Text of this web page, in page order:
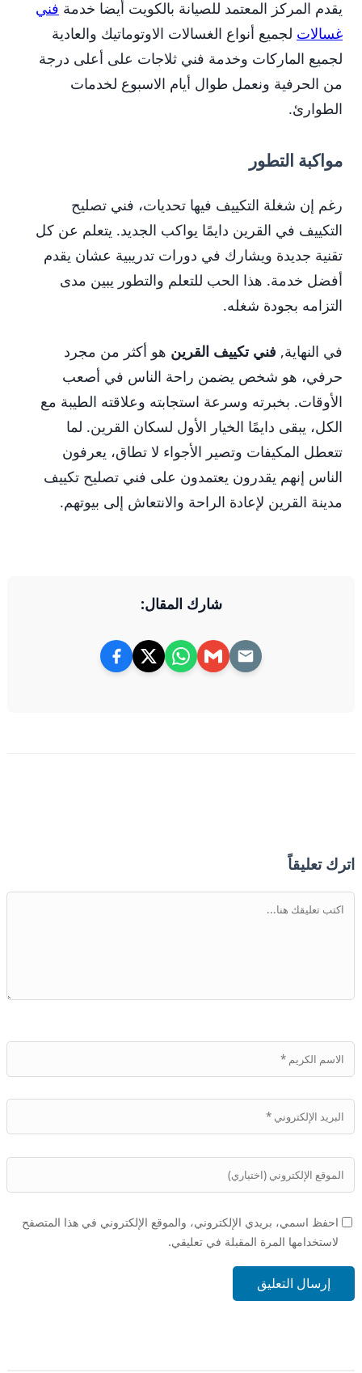
يقدم المركز المعتمد للصيانة بالكويت أيضا خدمة فني
غسالات لجميع أنواع الغسالات الاوتوماتيك والعادية
لجميع الماركات وخدمة فني ثلاجات على أعلى درجة
من الحرفية ونعمل طوال أيام الاسبوع لخدمات
الطوارئ.
مواكبة التطور
رغم إن شغلة التكييف فيها تحديات، فني تصليح
التكييف في القرين دايمًا يواكب الجديد. يتعلم عن كل
تقنية جديدة ويشارك في دورات تدريبية عشان يقدم
أفضل خدمة. هذا الحب للتعلم والتطور يبين مدى
التزامه بجودة شغله.
في النهاية, فني تكييف القرين هو أكثر من مجرد
حرفي، هو شخص يضمن راحة الناس في أصعب
الأوقات. بخبرته وسرعة استجابته وعلاقته الطيبة مع
الكل، يبقى دايمًا الخيار الأول لسكان القرين. لما
تتعطل المكيفات وتصير الأجواء لا تطاق، يعرفون
الناس إنهم يقدرون يعتمدون على فني تصليح تكييف
مدينة القرين لإعادة الراحة والانتعاش إلى بيوتهم.
شارك المقال:
اترك تعليقاً
احفظ اسمي، بريدي الإلكتروني، والموقع الإلكتروني في هذا المتصفح
لاستخدامها المرة المقبلة في تعليقي.
إرسال التعليق